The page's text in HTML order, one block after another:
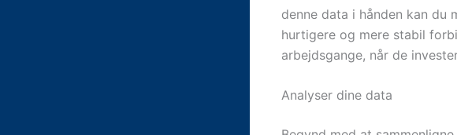
denne data i hånden kan du
hurtigere og mere stabil
arbejdsgange, når de
Analyser dine data